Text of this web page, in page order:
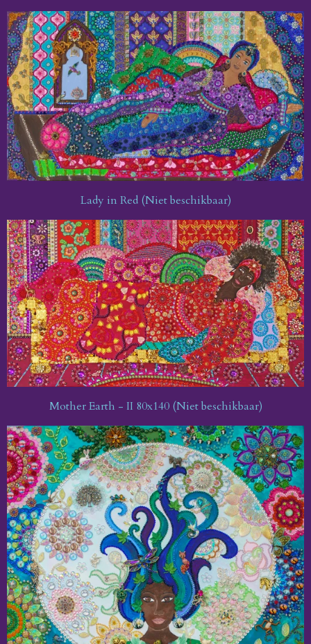
Lady in Red (Niet beschikbaar)
Mother Earth - II 80x140 (Niet beschikbaar)